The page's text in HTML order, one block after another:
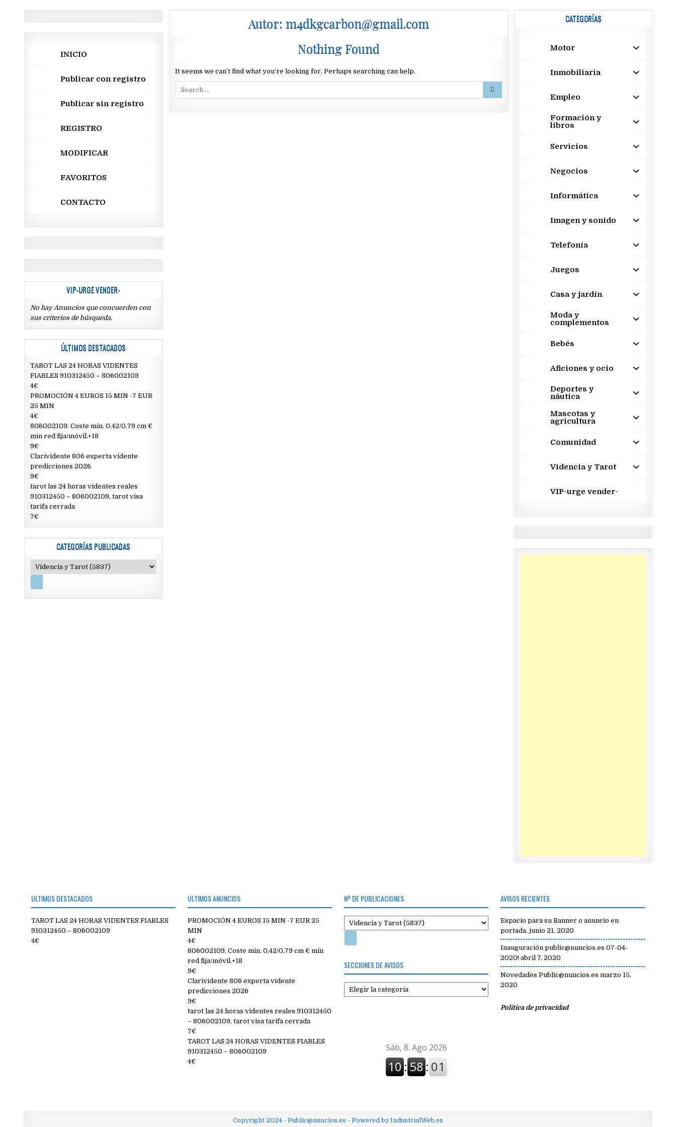
Autor: m4dkgcarbon@gmail.com
Nothing Found
It seems we can’t find what you’re looking for. Perhaps searching can help.
INICIO
Publicar con registro
Publicar sin registro
REGISTRO
MODIFICAR
FAVORITOS
CONTACTO
VIP-URGE VENDER-
No hay Anuncios que concuerden con
sus criterios de búsqueda.
ÚLTIMOS DESTACADOS
TAROT LAS 24 HORAS VIDENTES
FIABLES 910312450 – 806002109
4€
PROMOCIÓN 4 EUROS 15 MIN -7 EUR
25 MIN
4€
806002109. Coste min. 0,42/0,79 cm €
min red fija/móvil.+18
9€
Clarividente 806 experta vidente
predicciones 2026
9€
tarot las 24 horas videntes reales
910312450 – 806002109, tarot visa
tarifa cerrada
7€
CATEGORÍAS PUBLICADAS
CATEGORÍAS
Motor
Inmobiliaria
Empleo
Formación y
libros
Servicios
Negocios
Informática
Imagen y sonido
Telefonía
Juegos
Casa y jardín
Moda y
complementos
Bebés
Aficiones y ocio
Deportes y
náutica
Mascotas y
agricultura
Comunidad
Videncia y Tarot
VIP-urge vender-
ÚLTIMOS DESTACADOS
TAROT LAS 24 HORAS VIDENTES FIABLES
910312450 – 806002109
4€
ÚLTIMOS ANUNCIOS
PROMOCIÓN 4 EUROS 15 MIN -7 EUR 25
MIN
4€
806002109. Coste min. 0,42/0,79 cm € min
red fija/móvil.+18
9€
Clarividente 806 experta vidente
predicciones 2026
9€
tarot las 24 horas videntes reales 910312450
– 806002109, tarot visa tarifa cerrada
7€
TAROT LAS 24 HORAS VIDENTES FIABLES
910312450 – 806002109
4€
Nº DE PUBLICACIONES
SECCIONES DE AVISOS
Secciones
de
AVISOS RECIENTES
Espacio para su Banner o anuncio en
portada. junio 21, 2020
Inauguración public@nuncios.es 07-04-
2020! abril 7, 2020
Novedades Public@nuncios.es marzo 15,
2020
Política de privacidad
Copyright 2024 - Public@nuncios.es - Powered by IndustrialWeb.es